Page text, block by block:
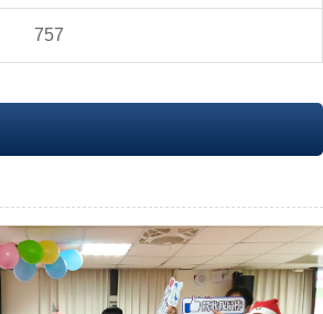
757